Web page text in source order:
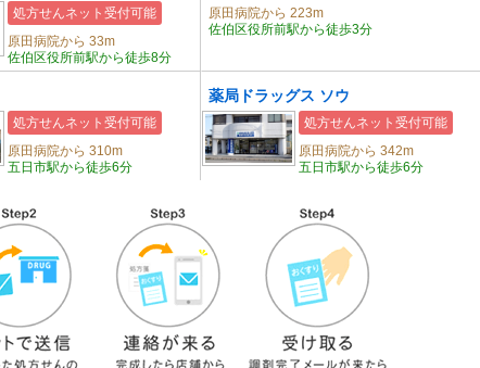
処方せんネット受付可能
原田病院から 33m
佐伯区役所前駅から徒歩8分
原田病院から 223m
佐伯区役所前駅から徒歩3分
処方せんネット受付可能
原田病院から 310m
五日市駅から徒歩6分
薬局ドラッグス ソウ
処方せんネット受付可能
原田病院から 342m
五日市駅から徒歩6分